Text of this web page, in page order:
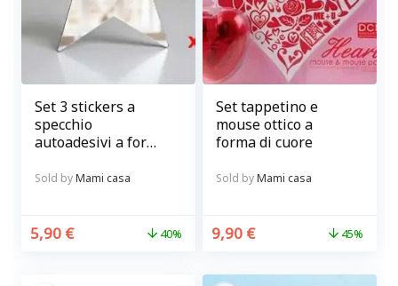
Set 3 stickers a
specchio
autoadesivi a forma
Sold byMami casa
5,90 € 40%
Set tappetino e
mouse ottico a
forma di cuore
Sold byMami casa
9,90 € 45%